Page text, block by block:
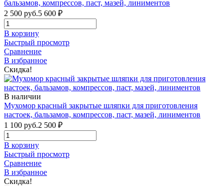
бальзамов, компрессов, паст, мазей, линиментов
2 500 руб.5 600 ₽
В корзину
Быстрый просмотр
Сравнение
В избранное
Скидка!
В наличии
Мухомор красный закрытые шляпки для приготовления
настоек, бальзамов, компрессов, паст, мазей, линиментов
1 100 руб.2 500 ₽
В корзину
Быстрый просмотр
Сравнение
В избранное
Скидка!